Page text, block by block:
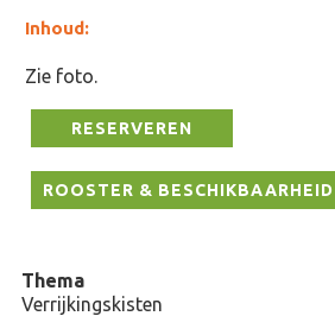
Inhoud:
Zie foto.
RESERVEREN
ROOSTER & BESCHIKBAARHEID
Thema
Verrijkingskisten